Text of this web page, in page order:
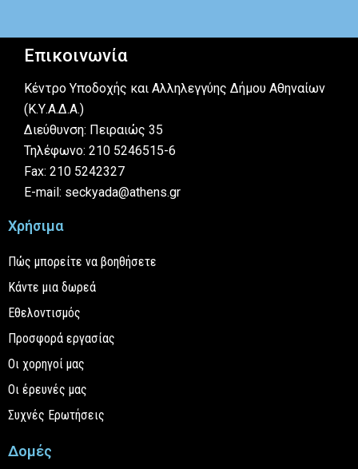
Επικοινωνία
Κέντρο Υποδοχής και Αλληλεγγύης Δήμου Αθηναίων
(Κ.Υ.Α.Δ.Α.)
Διεύθυνση: Πειραιώς 35
Τηλέφωνο: 210 5246515-6
Fax: 210 5242327
E-mail: seckyada@athens.gr
Χρήσιμα
Πώς μπορείτε να βοηθήσετε
Κάντε μια δωρεά
Εθελοντισμός
Προσφορά εργασίας
Οι χορηγοί μας
Οι έρευνές μας
Συχνές Ερωτήσεις
Δομές